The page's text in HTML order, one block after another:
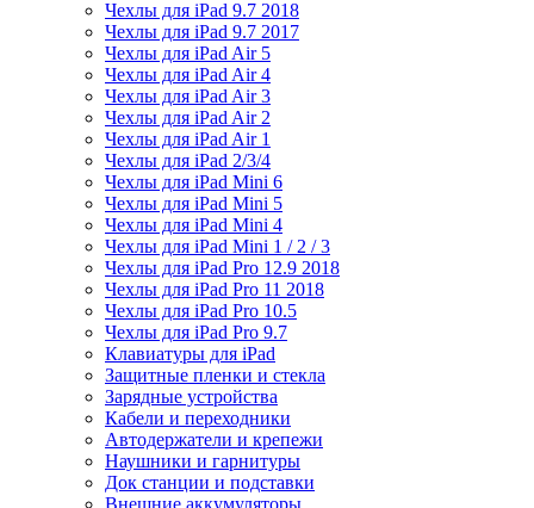
Чехлы для iPad 9.7 2018
Чехлы для iPad 9.7 2017
Чехлы для iPad Air 5
Чехлы для iPad Air 4
Чехлы для iPad Air 3
Чехлы для iPad Air 2
Чехлы для iPad Air 1
Чехлы для iPad 2/3/4
Чехлы для iPad Mini 6
Чехлы для iPad Mini 5
Чехлы для iPad Mini 4
Чехлы для iPad Mini 1 / 2 / 3
Чехлы для iPad Pro 12.9 2018
Чехлы для iPad Pro 11 2018
Чехлы для iPad Pro 10.5
Чехлы для iPad Pro 9.7
Клавиатуры для iPad
Защитные пленки и стекла
Зарядные устройства
Кабели и переходники
Автодержатели и крепежи
Наушники и гарнитуры
Док станции и подставки
Внешние аккумуляторы